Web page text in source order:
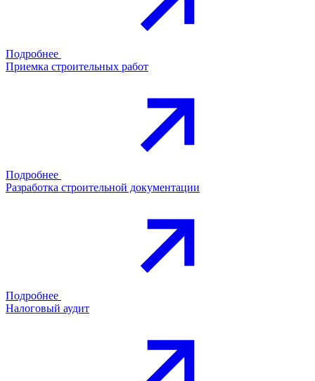
Подробнее
Приемка строительных работ
Подробнее
Разработка строительной документации
Подробнее
Налоговый аудит